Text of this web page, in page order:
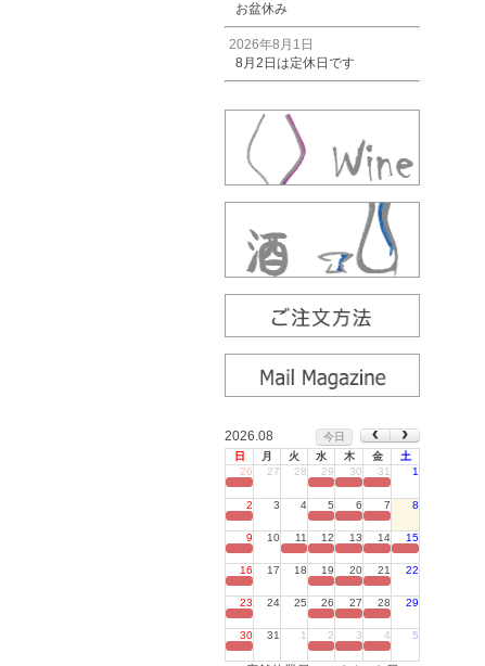
お盆休み
2026年8月1日
8月2日は定休日です
2026.08
今日
日
月 火 水 木 金
土
26
27 28 29 30 31 1
2 3 4 5 6 7 8
9 10 11 12 13 14 15
16 17 18 19 20 21 22
23 24 25 26 27 28 29
30 31 1 2 3 4 5